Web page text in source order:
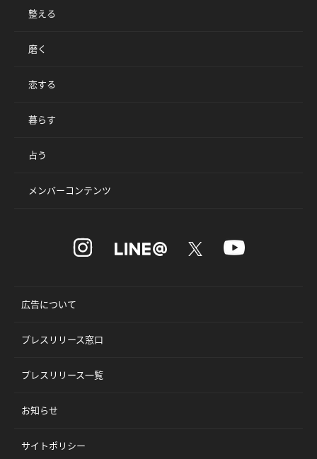
整える
磨く
恋する
暮らす
占う
メンバーコンテンツ
広告について
プレスリリース窓口
プレスリリース一覧
お知らせ
サイトポリシー